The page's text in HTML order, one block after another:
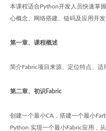
本课程适合Python开发人员快速掌
心概念、网络搭建、链码及应用开
第一章、课程概述
简介Fabric项目来源、定位特点、适
第二章、初识Fabric
创建一个最小CA，搭建一个最小
Python 实现一个最小Fabric应用，